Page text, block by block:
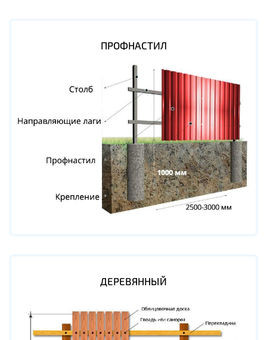
ПРОФНАСТИЛ
ДЕРЕВЯННЫЙ